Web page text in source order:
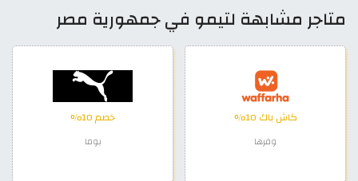
متاجر مشابهة لتيمو في جمهورية مصر
كاش باك 10%
وفرها
خصم 10%
بوما